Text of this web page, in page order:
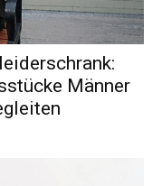
Männer